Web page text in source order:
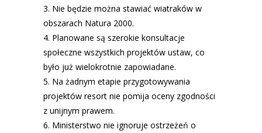
Nie będzie można stawiać wiatraków w
obszarach Natura 2000.
Planowane są szerokie konsultacje
społeczne wszystkich projektów ustaw, co
było już wielokrotnie zapowiadane.
Na żadnym etapie przygotowywania
projektów resort nie pomija oceny zgodności
z unijnym prawem.
Ministerstwo nie ignoruje ostrzeżeń o